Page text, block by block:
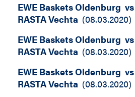
EWE Baskets Oldenburg vs
RASTA Vechta (08.03.2020)
EWE Baskets Oldenburg vs
RASTA Vechta (08.03.2020)
EWE Baskets Oldenburg vs
RASTA Vechta (08.03.2020)